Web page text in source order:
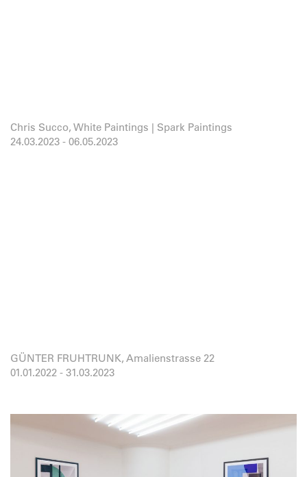
Chris Succo, White Paintings | Spark Paintings
24.03.2023 - 06.05.2023
GÜNTER FRUHTRUNK, Amalienstrasse 22
01.01.2022 - 31.03.2023